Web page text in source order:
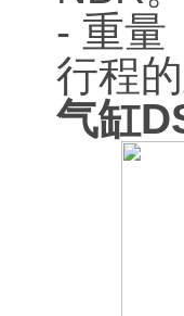
- 重量
行程
气缸